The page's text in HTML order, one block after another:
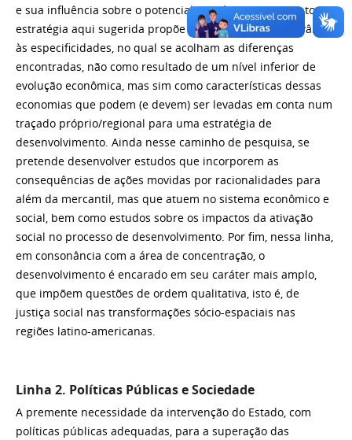
e sua influência sobre o potencial econômico; entretanto a
estratégia aqui sugerida propõe um olhar que dê relevância
às especificidades, no qual se acolham as diferenças
encontradas, não como resultado de um nível inferior de
evolução econômica, mas sim como características dessas
economias que podem (e devem) ser levadas em conta num
traçado próprio/regional para uma estratégia de
desenvolvimento. Ainda nesse caminho de pesquisa, se
pretende desenvolver estudos que incorporem as
consequências de ações movidas por racionalidades para
além da mercantil, mas que atuem no sistema econômico e
social, bem como estudos sobre os impactos da ativação
social no processo de desenvolvimento. Por fim, nessa linha,
em consonância com a área de concentração, o
desenvolvimento é encarado em seu caráter mais amplo,
que impõem questões de ordem qualitativa, isto é, de
justiça social nas transformações sócio-espaciais nas
regiões latino-americanas.
Linha 2. Políticas Públicas e Sociedade
A premente necessidade da intervenção do Estado, com
políticas públicas adequadas, para a superação das